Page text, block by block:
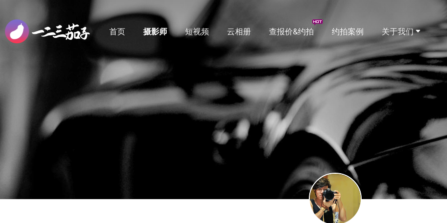
首页 摄影师 短视频 云相册 查报价&约拍 约拍案例 关于我们